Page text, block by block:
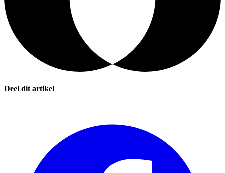
Deel dit artikel